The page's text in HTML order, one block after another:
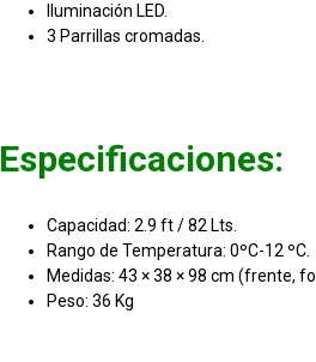
Iluminación LED.
3 Parrillas cromadas.
Especificaciones:
Capacidad: 2.9 ft / 82 Lts.
Rango de Temperatura: 0ºC-12 ºC.
Medidas: 43 × 38 × 98 cm (frente,
Peso: 36 Kg